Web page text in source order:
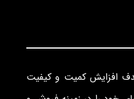
افزایش کمیت و کیفیت